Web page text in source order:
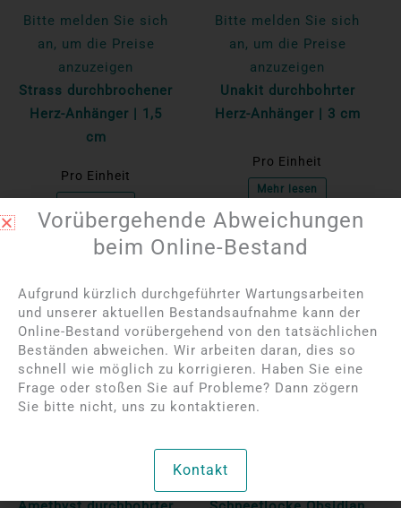
Bitte melden Sie sich
an, um die Preise
anzuzeigen
Strass durchbrochener
Herz-Anhänger | 1,5
cm
Pro Einheit
Bitte melden Sie sich
an, um die Preise
anzuzeigen
Unakit durchbohrter
Herz-Anhänger | 3 cm
Pro Einheit
Mehr lesen
Vorübergehende Abweichungen
beim Online-Bestand
Aufgrund kürzlich durchgeführter Wartungsarbeiten
und unserer aktuellen Bestandsaufnahme kann der
Online-Bestand vorübergehend von den tatsächlichen
Beständen abweichen. Wir arbeiten daran, dies so
schnell wie möglich zu korrigieren. Haben Sie eine
Frage oder stoßen Sie auf Probleme? Dann zögern
Sie bitte nicht, uns zu kontaktieren.
Kontakt